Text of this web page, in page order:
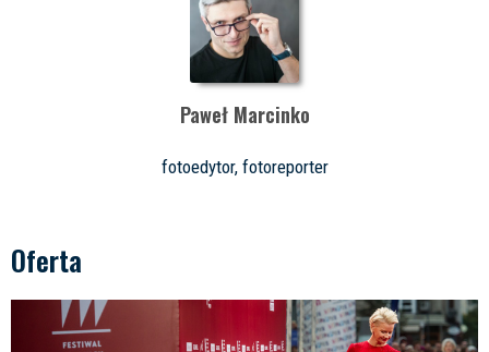
Paweł Marcinko
fotoedytor, fotoreporter
Oferta